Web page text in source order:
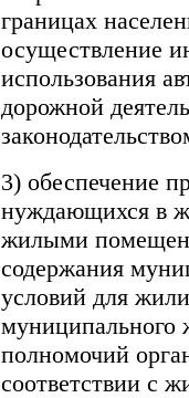
границах
осуществление
использования
дорожной
3) обеспечение
нуждающихся в
жилыми
содержания
условий для
муниципального
полномочий
соответствии с